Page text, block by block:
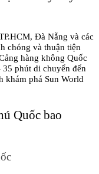
Đà Nẵng và các
chóng và thuận tiện
hàng không Quốc
phút di chuyển đến
khám phá Sun World
Quốc bao